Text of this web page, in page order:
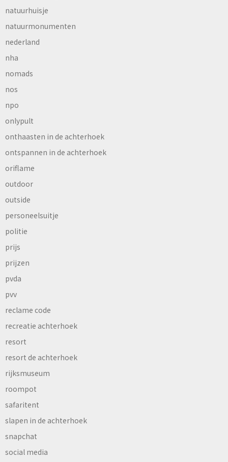
natuurhuisje
natuurmonumenten
nederland
nha
nomads
nos
npo
onlypult
onthaasten in de achterhoek
ontspannen in de achterhoek
oriflame
outdoor
outside
personeelsuitje
politie
prijs
prijzen
pvda
pvv
reclame code
recreatie achterhoek
resort
resort de achterhoek
rijksmuseum
roompot
safaritent
slapen in de achterhoek
snapchat
social media